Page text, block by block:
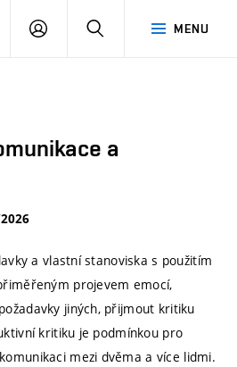
MENU
PŘIHLÁSIT
a
a vlastní stanoviska s použitím
projevem emocí,
jiných, přijmout kritiku
kritiku je podmínkou pro
mezi dvěma a více lidmi.